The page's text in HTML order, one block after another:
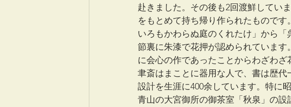
赴きました。その後も2回渡鮮してい
をもとめて持ち帰り作られたもので
いろもかわらぬ庭のくれたけ」から
節裏に朱漆で花押が認められていま
に会心の作であったことからわざわざ
聿斎はまことに器用な人で、書は歴
設計を生涯に400余しています。特に
青山の大宮御所の御茶室「秋泉」の